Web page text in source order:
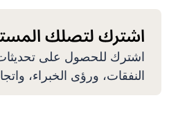
اشترك لتصلك
اشترك للحصول على
النفقات، ورؤى الخبراء،